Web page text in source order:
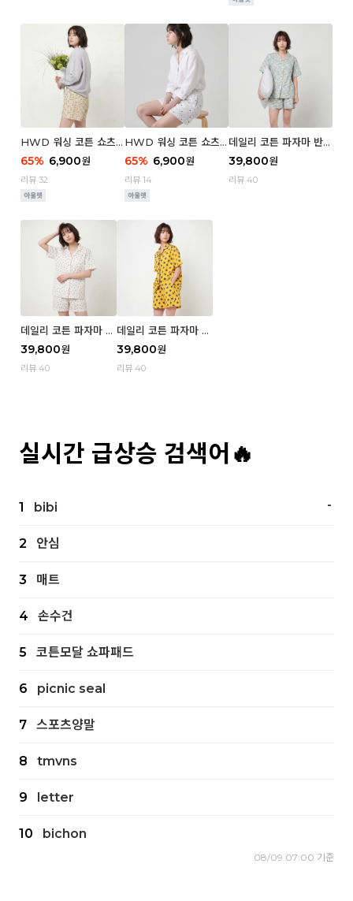
HWD 워싱 코튼 쇼츠
(우먼) - 02 Retro flo
wer
65% 6,900원
리뷰 32
HWD 워싱 코튼 쇼츠
(우먼) - 01 Blue whal
e
65% 6,900원
리뷰 14
데일리 코튼 파자마 반팔
세트 (우먼) - 03 Sum
mer lane
39,800원
리뷰 40
데일리 코튼 파자마 반
팔 세트 (우먼) - 02
Blue cherry
39,800원
리뷰 40
데일리 코튼 파자마 반
팔 세트 (우먼) - 01 Mi
z
39,800원
리뷰 40
실시간 급상승 검색어🔥
1 bibi -
2 안심
3 매트
4 손수건
5 코튼모달 쇼파패드
6 picnic seal
7 스포츠양말
8 tmvns
9 letter
10 bichon
08/09 07:00 기준